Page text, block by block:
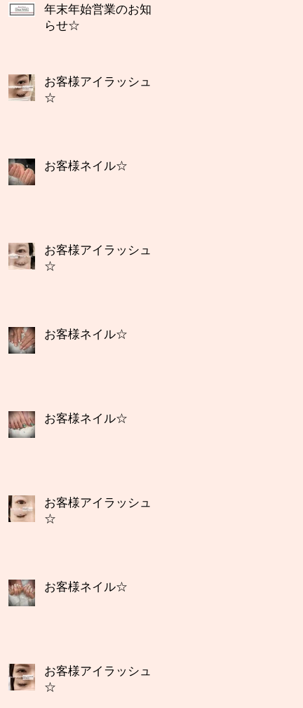
年末年始営業のお知
らせ☆
お客様アイラッシュ
☆
お客様ネイル☆
お客様アイラッシュ
☆
お客様ネイル☆
お客様ネイル☆
お客様アイラッシュ
☆
お客様ネイル☆
お客様アイラッシュ
☆